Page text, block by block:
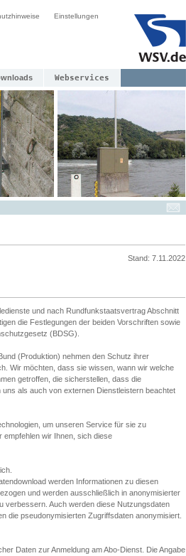
Einstellungen
Webservices
Stand: 7.11.2022
und nach Rundfunkstaatsvertrag Abschnitt
die Festlegungen der beiden Vorschriften sowie
(BDSG).
(Produktion) nehmen den Schutz ihrer
Wir möchten, dass sie wissen, wann wir welche
getroffen, die sicherstellen, dass die
als auch von externen Dienstleistern beachtet
um unseren Service für sie zu
wir Ihnen, sich diese
werden Informationen zu diesen
und werden ausschließlich in anonymisierter
verbessern. Auch werden diese Nutzungsdaten
die pseudonymisierten Zugriffsdaten anonymisiert.
Daten zur Anmeldung am Abo-Dienst. Die Angabe